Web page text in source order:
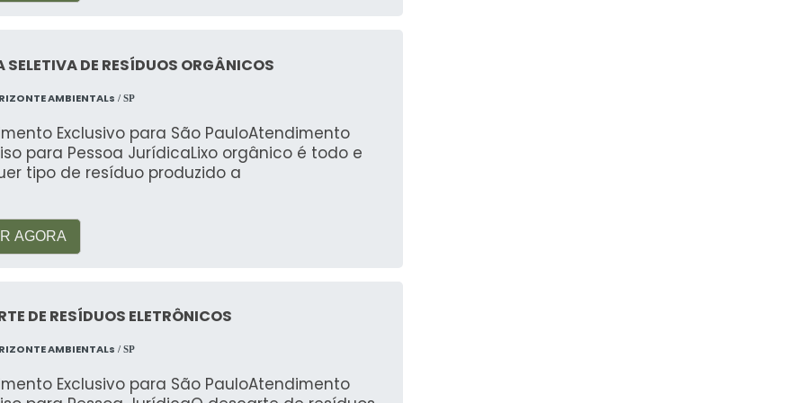
dependem do peso e do estado da bateria.
atualizados.
recomendada para evitar danos ambientais e
do Brasil?
manuseio de baterias usadas?
para armazenamento e transporte, evitando o
SELETIVA DE RESÍDUOS ORGÂNICOS
AMBIENTALs / SP
Exclusivo para São PauloAtendimento
para Pessoa JurídicaLixo orgânico é todo e
tipo de resíduo produzido a
AGORA
DE RESÍDUOS ELETRÔNICOS
AMBIENTALs / SP
Exclusivo para São PauloAtendimento